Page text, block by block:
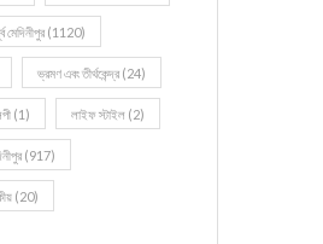
মেদিনীপুর (1120)
ভ্রমণ এবং তীর্থকেন্দ্র (24)
(1) লাইফ স্টাইল (2)
(917)
(20)